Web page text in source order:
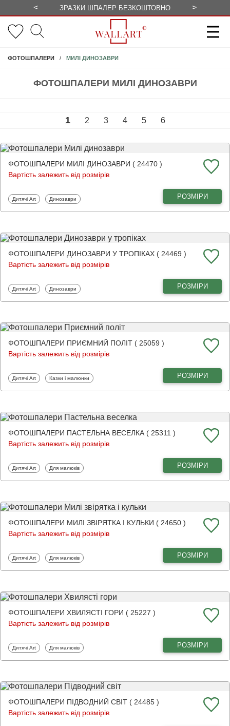
< ЗРАЗКИ ШПАЛЕР БЕЗКОШТОВНО >
ФОТОШПАЛЕРИ МИЛІ ДИНОЗАВРИ
ФОТОШПАЛЕРИ МИЛІ ДИНОЗАВРИ
1 2 3 4 5 6
ФОТОШПАЛЕРИ МИЛІ ДИНОЗАВРИ ( 24470 )
Вартість залежить від розмірів
Фотошпалери
Дитячі Art Фотошпалери
Динозаври РОЗМІРИ
ФОТОШПАЛЕРИ ДИНОЗАВРИ У ТРОПІКАХ ( 24469 )
Вартість залежить від розмірів
Фотошпалери
Дитячі Art Фотошпалери
Динозаври РОЗМІРИ
ФОТОШПАЛЕРИ ПРИЄМНИЙ ПОЛІТ ( 25059 )
Вартість залежить від розмірів
Фотошпалери
Дитячі Art Фотошпалери
Казки і малюнки РОЗМІРИ
ФОТОШПАЛЕРИ ПАСТЕЛЬНА ВЕСЕЛКА ( 25311 )
Вартість залежить від розмірів
Фотошпалери
Дитячі Art Фотошпалери
Для малюків РОЗМІРИ
ФОТОШПАЛЕРИ МИЛІ ЗВІРЯТКА І КУЛЬКИ ( 24650 )
Вартість залежить від розмірів
Фотошпалери
Дитячі Art Фотошпалери
Для малюків РОЗМІРИ
ФОТОШПАЛЕРИ ХВИЛЯСТІ ГОРИ ( 25227 )
Вартість залежить від розмірів
Фотошпалери
Дитячі Art Фотошпалери
Для малюків РОЗМІРИ
ФОТОШПАЛЕРИ ПІДВОДНИЙ СВІТ ( 24485 )
Вартість залежить від розмірів